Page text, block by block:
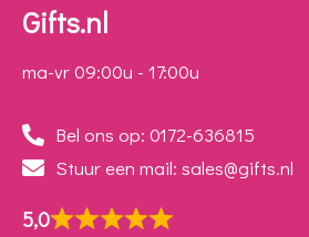
Gifts.nl
ma-vr 09:00u - 17:00u
Bel ons op: 0172-636815
Stuur een mail: sales@gifts.nl
5,0